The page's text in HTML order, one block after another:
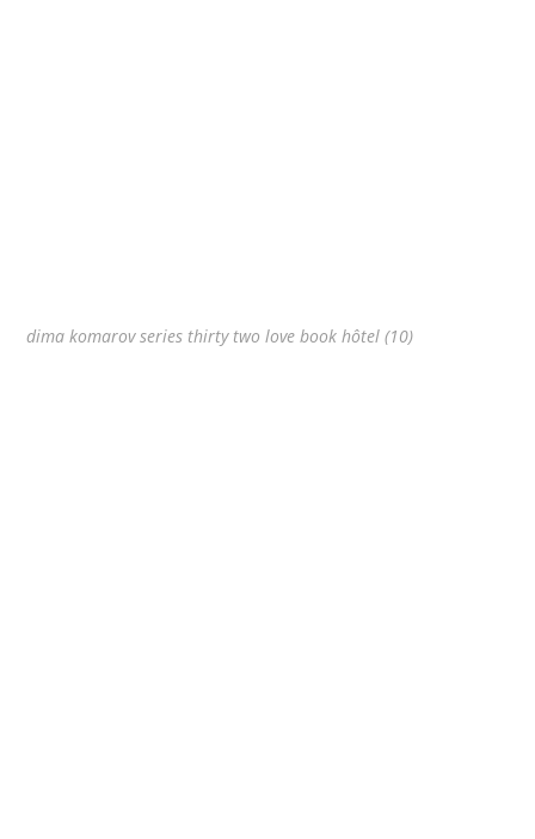
dima komarov series thirty two love book hôtel (10)